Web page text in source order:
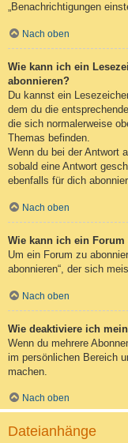
„Benachrichtigungen
Nach oben
Wie kann ich ein
abonnieren?
Du kannst ein
dem du die
die sich normalerweise
Themas befinden.
Wenn du bei der Antwort
sobald eine Antwort
ebenfalls für dich
Nach oben
Wie kann ich ein Forum
Um ein Forum zu
abonnieren“, der sich
Nach oben
Wie deaktiviere ich
Wenn du mehrere
im persönlichen Bereich
machen.
Nach oben
Dateianhänge